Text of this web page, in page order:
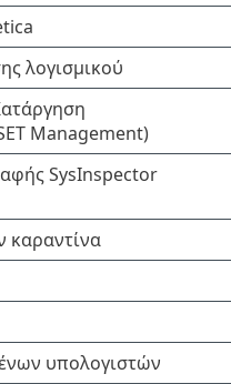
λογισμικού
Management)
SysInspector
καραντίνα
υπολογιστών